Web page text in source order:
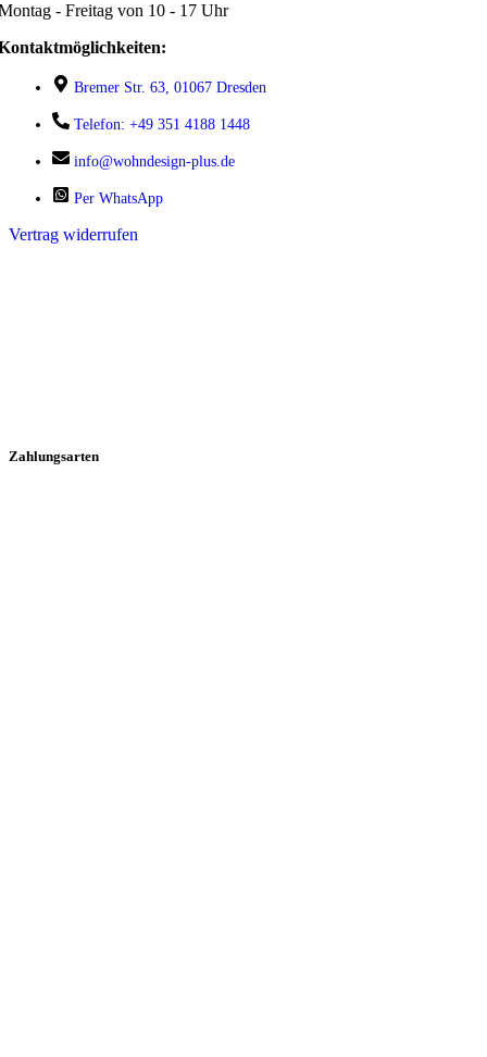
- Freitag von 10 - 17 Uhr
Bremer Str. 63, 01067 Dresden
Telefon: +49 351 4188 1448
info@wohndesign-plus.de
Per WhatsApp
Vertrag widerrufen
Zahlungsarten